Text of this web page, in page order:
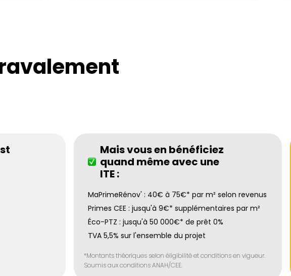
Mais vous en bénéficiez
quand même avec une
ITE :
MaPrimeRénov' : 40€ à 75€* par m² selon revenus
Primes CEE : jusqu'à 9€* supplémentaires par m²
Éco-PTZ : jusqu'à 50 000€* de prêt 0%
TVA 5,5% sur l'ensemble du projet
*Montants théoriques selon éligibilité et conditions en vigueur.
Soumis aux conditions ANAH/CEE.